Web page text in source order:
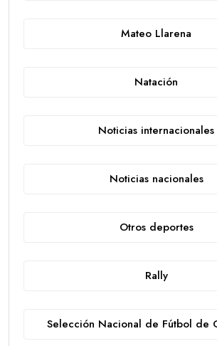
Mateo Llarena
Natación
Noticias internacionales
Noticias nacionales
Otros deportes
Rally
Selección Nacional de Fútbol de